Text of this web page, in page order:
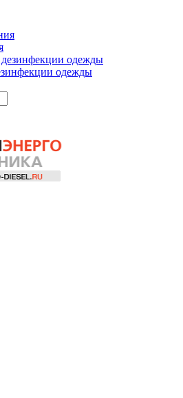
одежды